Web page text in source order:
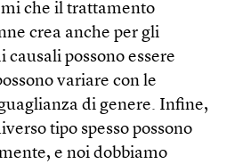
che il trattamento
crea anche per gli
possono essere
variare con le
di genere. Infine,
tipo spesso possono
e noi dobbiamo